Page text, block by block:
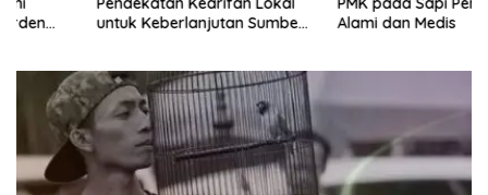
untuk Keberlanjutan Sumber
Alami dan Medis